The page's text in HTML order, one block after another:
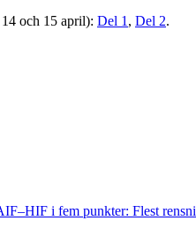
och 15 april): Del 1, Del 2.
i fem punkter: Flest